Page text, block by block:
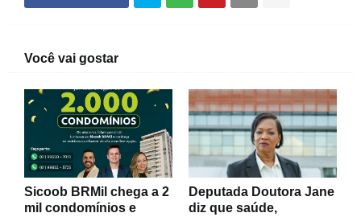
Você vai gostar
Sicoob BRMil chega a 2
mil condomínios e
Deputada Doutora Jane
diz que saúde,